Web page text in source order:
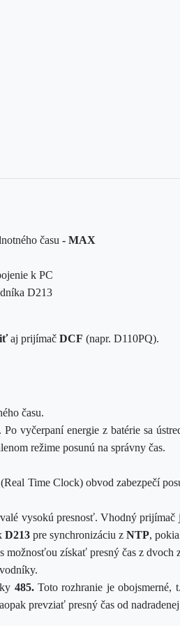
času - MAX
k PC
D213
aj prijímač DCF (napr. D110PQ).
času.
. Po vyčerpaní energie z batérie sa
režime posunú na správny čas.
Time Clock) obvod zabezpečí
vysokú presnosť. Vhodný
D213 pre synchronizáciu z NTP,
s možnosťou získať presný čas z dvoch
485.Toto rozhranie je obojsmerné,
prevziať presný čas od